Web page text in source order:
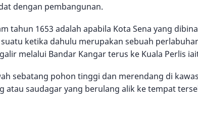
dengan pembangunan.
tahun 1653 adalah apabila Kota Sena yang
ketika dahulu merupakan sebuah
melalui Bandar Kangar terus ke Kuala Perlis
sebatang pohon tinggi dan merendang di
saudagar yang berulang alik ke tempat